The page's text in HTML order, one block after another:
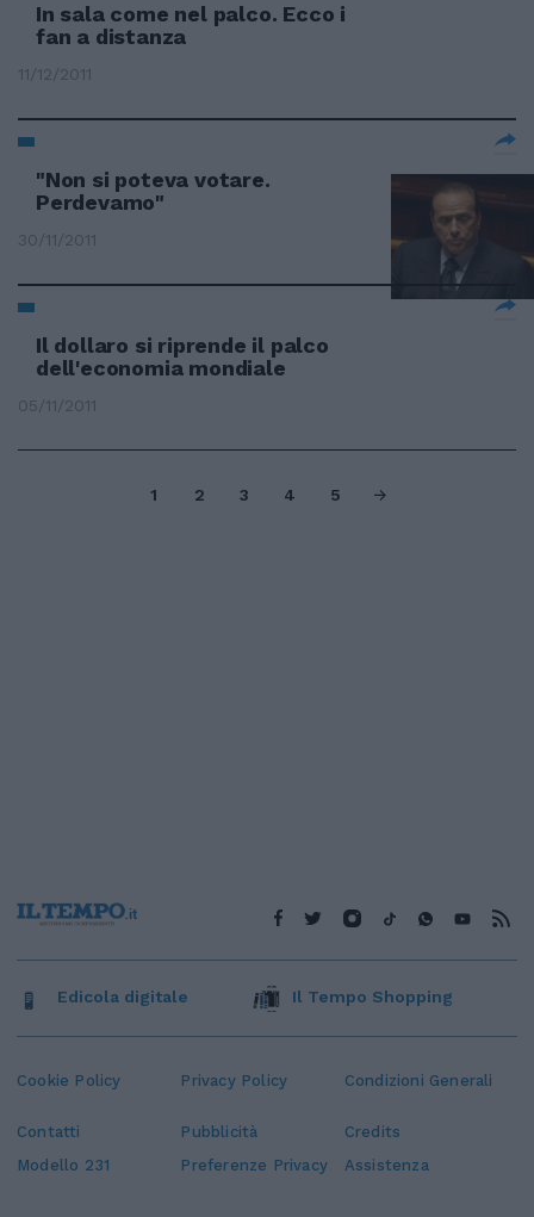
In sala come nel palco. Ecco i
fan a distanza
11/12/2011
"Non si poteva votare.
Perdevamo"
30/11/2011
Il dollaro si riprende il palco
dell'economia mondiale
05/11/2011
1 2 3 4 5
Cookie Policy Privacy Policy Condizioni Generali
Contatti Pubblicità
Credits
Modello 231
Preferenze Privacy Assistenza
Edicola digitale Il Tempo Shopping